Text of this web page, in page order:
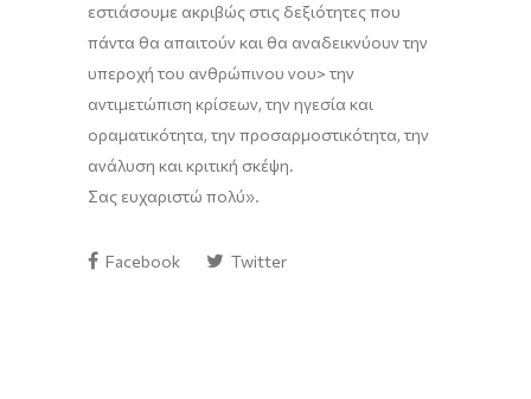
εστιάσουμε ακριβώς στις δεξιότητες που
πάντα θα απαιτούν και θα αναδεικνύουν την
υπεροχή του ανθρώπινου νου> την
αντιμετώπιση κρίσεων, την ηγεσία και
οραματικότητα, την προσαρμοστικότητα, την
ανάλυση και κριτική σκέψη.
Σας ευχαριστώ πολύ».
Facebook Twitter